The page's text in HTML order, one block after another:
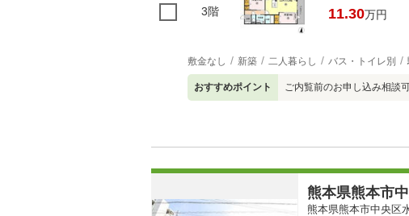
3階 11.30万円
敷金なし 新築 二人暮らし バス・トイレ別
おすすめポイント ご内覧前のお申し込み相談
熊本県熊本市
熊本県熊本市中央区